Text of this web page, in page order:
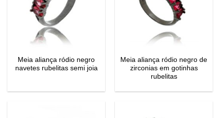
Meia aliança ródio negro
navetes rubelitas semi joia
Meia aliança ródio negro de
zirconias em gotinhas
rubelitas